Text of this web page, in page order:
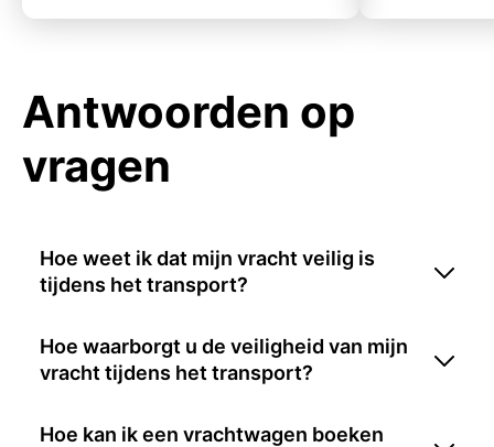
Antwoorden op
vragen
Hoe weet ik dat mijn vracht veilig is
tijdens het transport?
Hoe waarborgt u de veiligheid van mijn
vracht tijdens het transport?
Hoe kan ik een vrachtwagen boeken